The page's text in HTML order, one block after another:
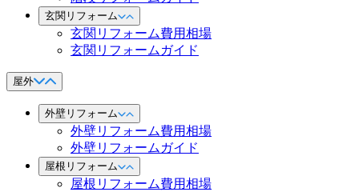
玄関リフォーム
玄関リフォーム費用相場
玄関リフォームガイド
屋外
外壁リフォーム
外壁リフォーム費用相場
外壁リフォームガイド
屋根リフォーム
屋根リフォーム費用相場